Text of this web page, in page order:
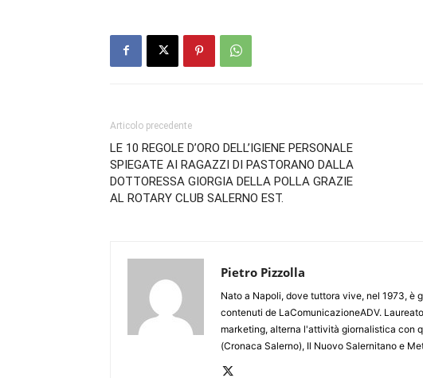
Articolo precedente
LE 10 REGOLE D’ORO DELL’IGIENE PERSONALE
SPIEGATE AI RAGAZZI DI PASTORANO DALLA
DOTTORESSA GIORGIA DELLA POLLA GRAZIE
AL ROTARY CLUB SALERNO EST.
Pietro Pizzolla
Nato a Napoli, dove tuttora vive, nel 1973, è
contenuti de LaComunicazioneADV.
marketing, alterna l'attività giornalistica con
(Cronaca Salerno), Il Nuovo Salernitano e